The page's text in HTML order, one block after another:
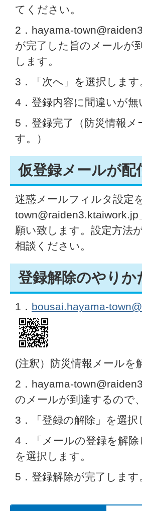
てください。
2．hayama-
が完了した旨のメールが
します。
3．「次へ」を選択します
4．登録内容に間違いが
5．登録完了（防災情報
す。）
仮登録メールが配
迷惑メールフィルタ設定
願い致します。設定方法
相談ください。
登録解除のやりか
1． bousai.hayama-
(注釈）防災情報メール
2．hayama-
のメールが到達するので
3．「登録の解除」を選択
4．「メールの登録を解
を選択します。
5．登録解除が完了します